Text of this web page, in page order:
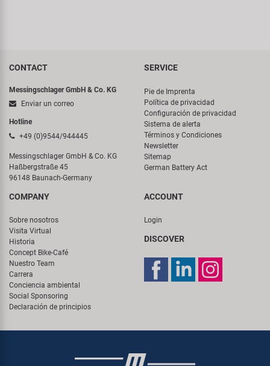
CONTACT
Messingschlager GmbH & Co. KG
Enviar un correo
Hotline
+49 (0)9544/944445
Messingschlager GmbH & Co. KG
Haßbergstraße 45
96148 Baunach-Germany
SERVICE
Pie de Imprenta
Política de privacidad
Configuración de privacidad
Sistema de alerta
Términos y Condiciones
Newsletter
Sitemap
German Battery Act
COMPANY
Sobre nosotros
Visita Virtual
Historia
Concept Bike-Café
Nuestro Team
Carrera
Conciencia ambiental
Social Sponsoring
Declaración de principios
ACCOUNT
Login
DISCOVER